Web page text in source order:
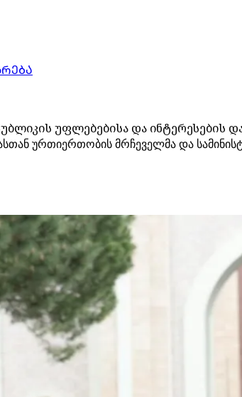
უფლებებისა და ინტერესების
ურთიერთობის მრჩეველმა და